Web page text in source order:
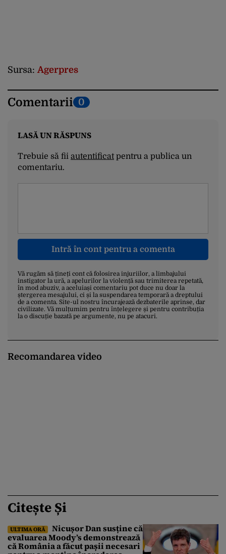
Sursa: Agerpres
Comentarii 0
LASĂ UN RĂSPUNS
Trebuie să fii autentificatpentru a publica un
comentariu.
Intră în cont pentru a comenta
Vă rugăm să țineți cont că folosirea injuriilor, a limbajului
instigator la ură, a apelurilor la violență sau trimiterea repetată,
în mod abuziv, a aceluiași comentariu pot duce nu doar la
ștergerea mesajului, ci și la suspendarea temporară a dreptului
de a comenta. Site-ul nostru încurajează dezbaterile aprinse, dar
civilizate. Vă mulțumim pentru înțelegere și pentru contribuția
la o discuție bazată pe argumente, nu pe atacuri.
Recomandarea video
Citește Și
ULTIMA ORĂ
Nicușor Dan susține că
evaluarea Moody’s demonstrează
că România a făcut pașii necesari